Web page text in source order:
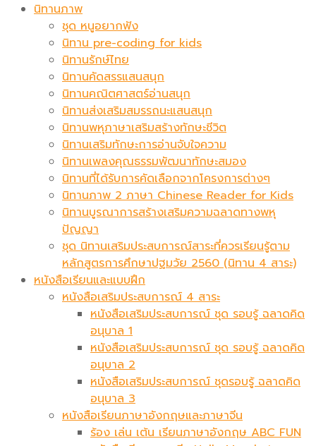
นิทานภาพ
ชุด หนูอยากฟัง
นิทาน pre-coding for kids
นิทานรักษ์ไทย
นิทานคัดสรรแสนสนุก
นิทานคณิตศาสตร์อ่านสนุก
นิทานส่งเสริมสมรรถนะแสนสนุก
นิทานพหุภาษาเสริมสร้างทักษะชีวิต
นิทานเสริมทักษะการอ่านจับใจความ
นิทานเพลงคุณธรรมพัฒนาทักษะสมอง
นิทานที่ได้รับการคัดเลือกจากโครงการต่างๆ
นิทานภาพ 2 ภาษา Chinese Reader for Kids
นิทานบูรณาการสร้างเสริมความฉลาดทางพหุ
ปัญญา
ชุด นิทานเสริมประสบการณ์สาระที่ควรเรียนรู้ตาม
หลักสูตรการศึกษาปฐมวัย 2560 (นิทาน 4 สาระ)
หนังสือเรียนและแบบฝึก
หนังสือเสริมประสบการณ์ 4 สาระ
หนังสือเสริมประสบการณ์ ชุด รอบรู้ ฉลาดคิด
อนุบาล 1
หนังสือเสริมประสบการณ์ ชุด รอบรู้ ฉลาดคิด
อนุบาล 2
หนังสือเสริมประสบการณ์ ชุดรอบรู้ ฉลาดคิด
อนุบาล 3
หนังสือเรียนภาษาอังกฤษและภาษาจีน
ร้อง เล่น เต้น เรียนภาษาอังกฤษ ABC FUN